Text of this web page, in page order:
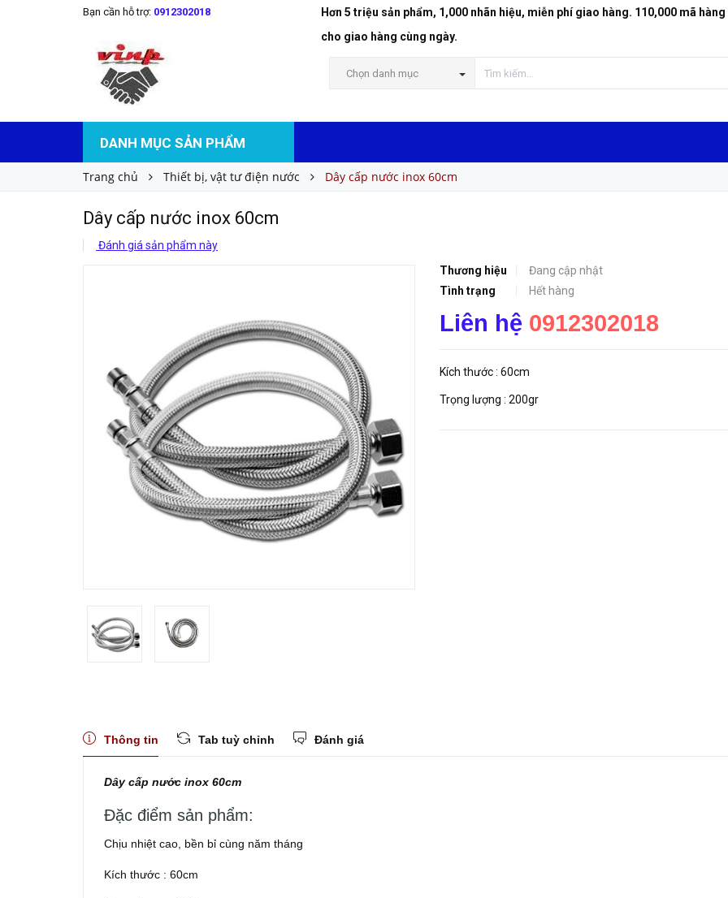
Bạn cần hỗ trợ: 0912302018
Hơn 5 triệu sản phẩm, 1,000 nhãn hiệu, miễn phí giao hàng. 110,000 mã
cho giao hàng cùng ngày.
Chọn danh mục
DANH MỤC SẢN PHẨM
Trang chủ Thiết bị, vật tư điện nước Dây cấp nước inox 60cm
Dây cấp nước inox 60cm
Đánh giá sản phẩm này
Thương hiệu
Đang cập nhật
Tình trạng
Hết hàng
Liên hệ 0912302018
Kích thước : 60cm
Trọng lượng : 200gr
Dây cấp nước inox 60cm
Thông tin Tab tuỳ chỉnh Đánh giá
Dây cấp nước inox 60cm
Đặc điểm sản phẩm:
Chịu nhiệt cao, bền bỉ cùng năm tháng
Kích thước : 60cm